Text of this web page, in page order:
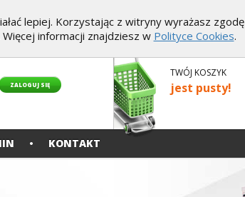
lepiej. Korzystając z witryny wyrażasz zgodę
informacji znajdziesz w Polityce Cookies.
TWÓJ KOSZYK
jest pusty!
KONTAKT